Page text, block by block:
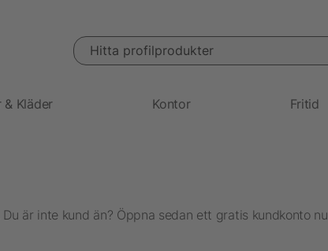
Hitta profilprodukter
& Kläder Kontor Fritid
är inte kund än? Öppna sedan ett gratis kundkonto nu.